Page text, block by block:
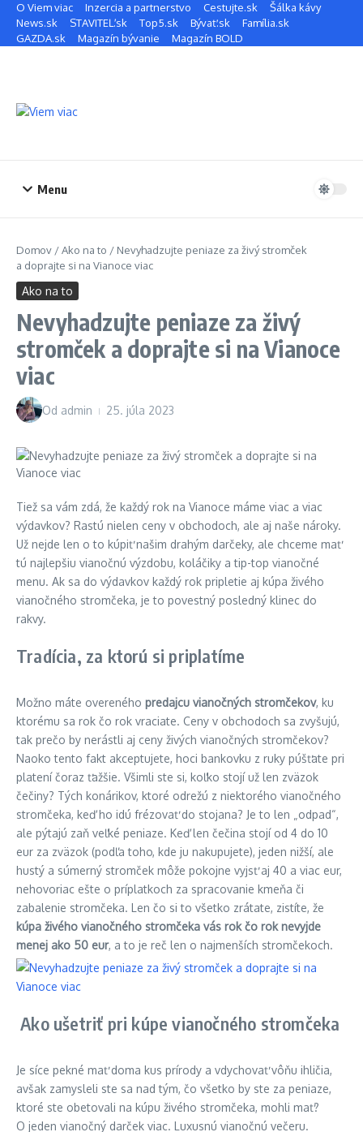
Preskočiť na obsah
O Viem viac Inzercia a partnerstvo Cestujte.sk
Šálka kávy
News.sk
STAVITEĽ.sk Top5.sk Bývať.sk
Família.sk
GAZDA.sk
Magazín bývanie Magazín BOLD
Menu
Domov /Ako na to / Nevyhadzujte peniaze za živý stromček
a doprajte si na Vianoce viac
Ako na to
Nevyhadzujte peniaze za živý
stromček a doprajte si na Vianoce
viac
Od admin 25. júla 2023
Tiež sa vám zdá, že každý rok na Vianoce máme viac a viac
výdavkov? Rastú nielen ceny v obchodoch, ale aj naše nároky.
Už nejde len o to kúpiť našim drahým darčeky, ale chceme mať
tú najlepšiu vianočnú výzdobu, koláčiky a tip-top vianočné
menu. Ak sa do výdavkov každý rok pripletie aj kúpa živého
vianočného stromčeka, je to povestný posledný klinec do
rakvy.
Tradícia, za ktorú si priplatíme
Možno máte overeného predajcu vianočných stromčekov, ku
ktorému sa rok čo rok vraciate. Ceny v obchodoch sa zvyšujú,
tak prečo by nerástli aj ceny živých vianočných stromčekov?
Naoko tento fakt akceptujete, hoci bankovku z ruky púšťate pri
platení čoraz ťažšie. Všimli ste si, koľko stojí už len zväzok
čečiny? Tých konárikov, ktoré odrežú z niektorého vianočného
stromčeka, keď ho idú frézovať do stojana? Je to len „odpad“,
ale pýtajú zaň veľké peniaze. Keď len čečina stojí od 4 do 10
eur za zväzok (podľa toho, kde ju nakupujete), jeden nižší, ale
hustý a súmerný stromček môže pokojne vyjsť aj 40 a viac eur,
nehovoriac ešte o príplatkoch za spracovanie kmeňa či
zabalenie stromčeka. Len čo si to všetko zrátate, zistíte, že
kúpa živého vianočného stromčeka vás rok čo rok nevyjde
menej ako 50 eur, a to je reč len o najmenších stromčekoch.
Ako ušetriť pri kúpe vianočného stromčeka
Je síce pekné mať doma kus prírody a vdychovať vôňu ihličia,
avšak zamysleli ste sa nad tým, čo všetko by ste za peniaze,
ktoré ste obetovali na kúpu živého stromčeka, mohli mať?
O jeden vianočný darček viac. Luxusnú vianočnú večeru.